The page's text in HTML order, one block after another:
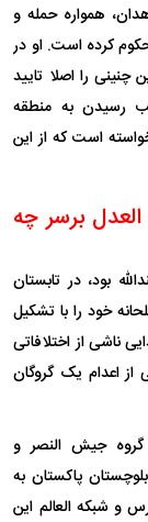
همواره حمله و
کرده است. او در
چنینی را اصلا تایید
رسیدن به منطقه
است که از این
برسر چه
بود، در تابستان
خود را با تشکیل
ناشی از اختلافاتی
از اعدام یک گروگان
رهبر گروه جیش النصر و
پاکستان به
و شبکه العالم این